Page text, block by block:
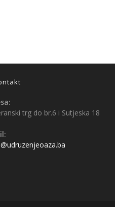
trg do br.6 i Sutjeska 18